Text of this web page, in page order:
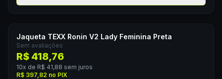
Jaqueta TEXX Ronin V2 Lady Feminina Preta
Sem avaliações
R$ 418,76
10x de R$ 41,88 sem juros
R$ 397,82 no PIX